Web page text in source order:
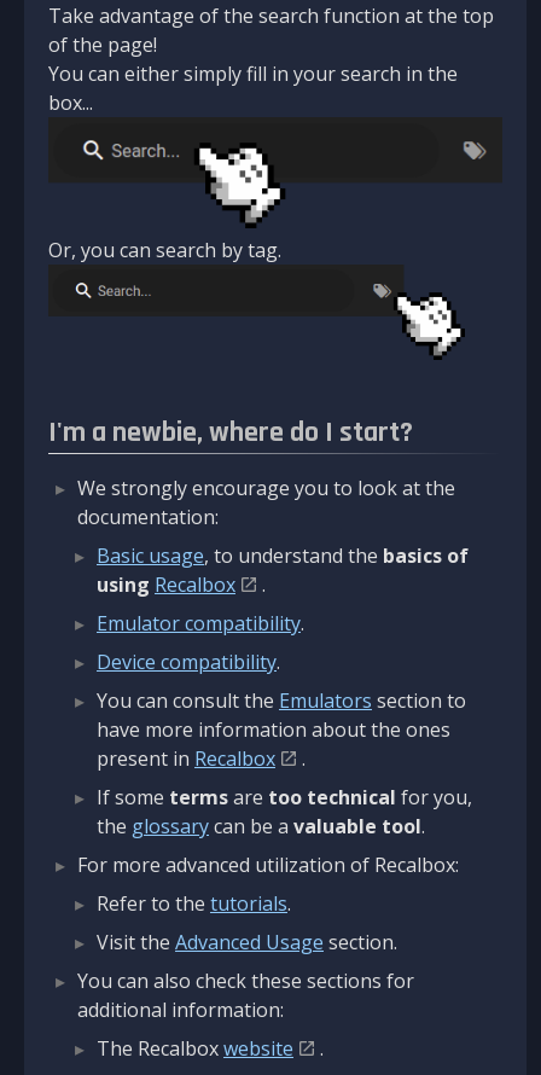
Take advantage of the search function at the top
of the page!
You can either simply fill in your search in the
box...
Or, you can search by tag.
I'm a newbie, where do I start?
We strongly encourage you to look at the
documentation:
Basic usage, to understand the basics of
using Recalbox
.
Emulator compatibility.
Device compatibility.
You can consult the Emulators section to
have more information about the ones
present in Recalbox
.
If some termsare too technical for you,
the glossarycan be a valuable tool.
For more advanced utilization of Recalbox:
Refer to the tutorials.
Visit the Advanced Usage section.
You can also check these sections for
additional information:
The Recalboxwebsite
.